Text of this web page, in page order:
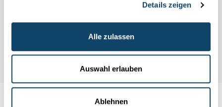
Details zeigen
Alle zulassen
Auswahl erlauben
Ablehnen
Labore und Firmen besichtigen
Alle Events